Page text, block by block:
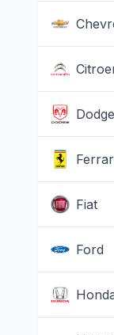
Dodge
Fiat
Ford